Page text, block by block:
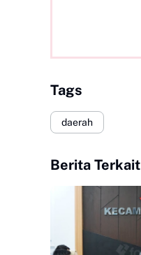
Tags
daerah
Berita Terkait